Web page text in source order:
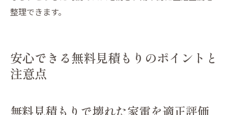
整理できます。
安心できる無料見積もりのポイントと
注意点
無料見積もりで壊れた家電を適正評価